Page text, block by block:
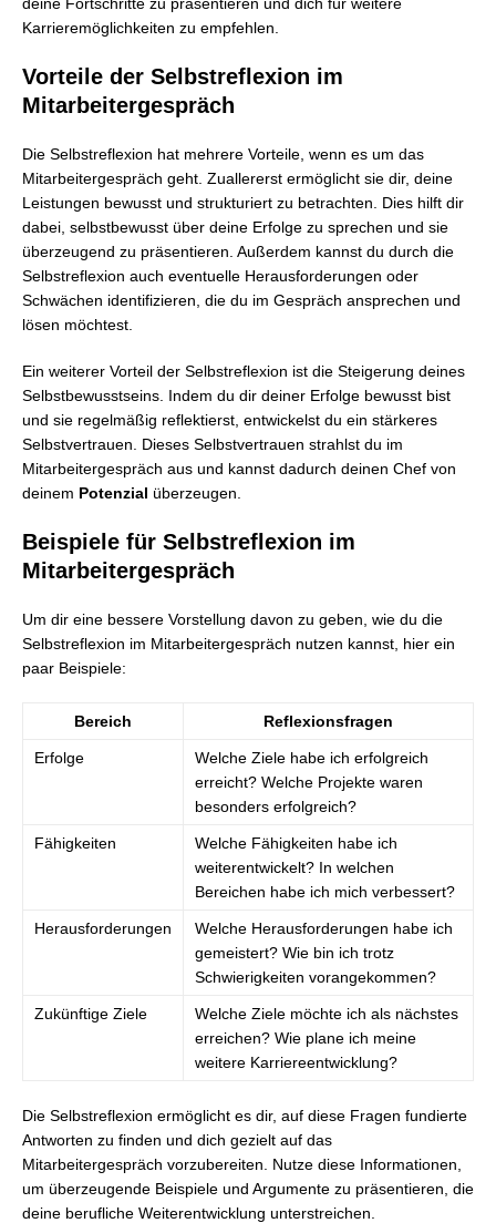
Karrieremöglichkeiten zu empfehlen.
Vorteile der Selbstreflexion im
Mitarbeitergespräch
Die Selbstreflexion hat mehrere Vorteile, wenn es um das
Mitarbeitergespräch geht. Zuallererst ermöglicht sie dir, deine
Leistungen bewusst und strukturiert zu betrachten. Dies hilft dir
dabei, selbstbewusst über deine Erfolge zu sprechen und sie
überzeugend zu präsentieren. Außerdem kannst du durch die
Selbstreflexion auch eventuelle Herausforderungen oder
Schwächen identifizieren, die du im Gespräch ansprechen und
lösen möchtest.
Ein weiterer Vorteil der Selbstreflexion ist die Steigerung deines
Selbstbewusstseins. Indem du dir deiner Erfolge bewusst bist
und sie regelmäßig reflektierst, entwickelst du ein stärkeres
Selbstvertrauen. Dieses Selbstvertrauen strahlst du im
Mitarbeitergespräch aus und kannst dadurch deinen Chef von
deinem Potenzial überzeugen.
Beispiele für Selbstreflexion im
Mitarbeitergespräch
Um dir eine bessere Vorstellung davon zu geben, wie du die
Selbstreflexion im Mitarbeitergespräch nutzen kannst, hier ein
paar Beispiele:
Bereich Reflexionsfragen
Erfolge
Welche Ziele habe ich erfolgreich
erreicht? Welche Projekte waren
besonders erfolgreich?
Fähigkeiten
Welche Fähigkeiten habe ich
weiterentwickelt? In welchen
Bereichen habe ich mich verbessert?
Herausforderungen
Welche Herausforderungen habe ich
gemeistert? Wie bin ich trotz
Schwierigkeiten vorangekommen?
Zukünftige Ziele
Welche Ziele möchte ich als nächstes
erreichen? Wie plane ich meine
weitere Karriereentwicklung?
Die Selbstreflexion ermöglicht es dir, auf diese Fragen fundierte
Antworten zu finden und dich gezielt auf das
Mitarbeitergespräch vorzubereiten. Nutze diese Informationen,
um überzeugende Beispiele und Argumente zu präsentieren, die
deine berufliche Weiterentwicklung unterstreichen.